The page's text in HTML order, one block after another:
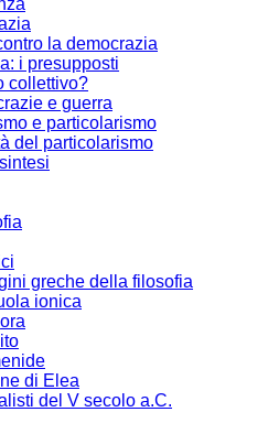
la democrazia
i presupposti
collettivo?
e guerra
e particolarismo
del particolarismo
greche della filosofia
ionica
di Elea
del V secolo a.C.